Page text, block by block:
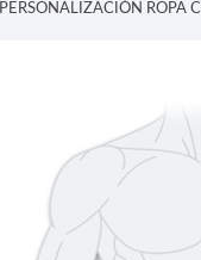
PERSONALIZACIÓN ROPA